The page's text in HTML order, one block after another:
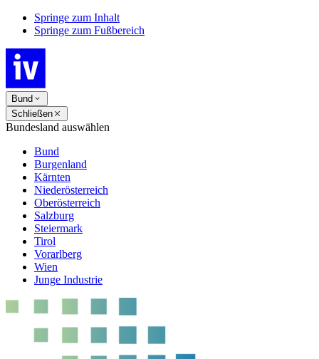
Springe zum Inhalt
Springe zum Fußbereich
Bund
Schließen
Bundesland auswählen
Bund
Burgenland
Kärnten
Niederösterreich
Oberösterreich
Salzburg
Steiermark
Tirol
Vorarlberg
Wien
Junge Industrie